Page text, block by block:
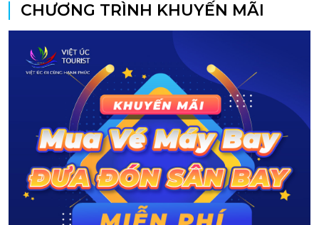
CHƯƠNG TRÌNH KHUYẾN MÃI